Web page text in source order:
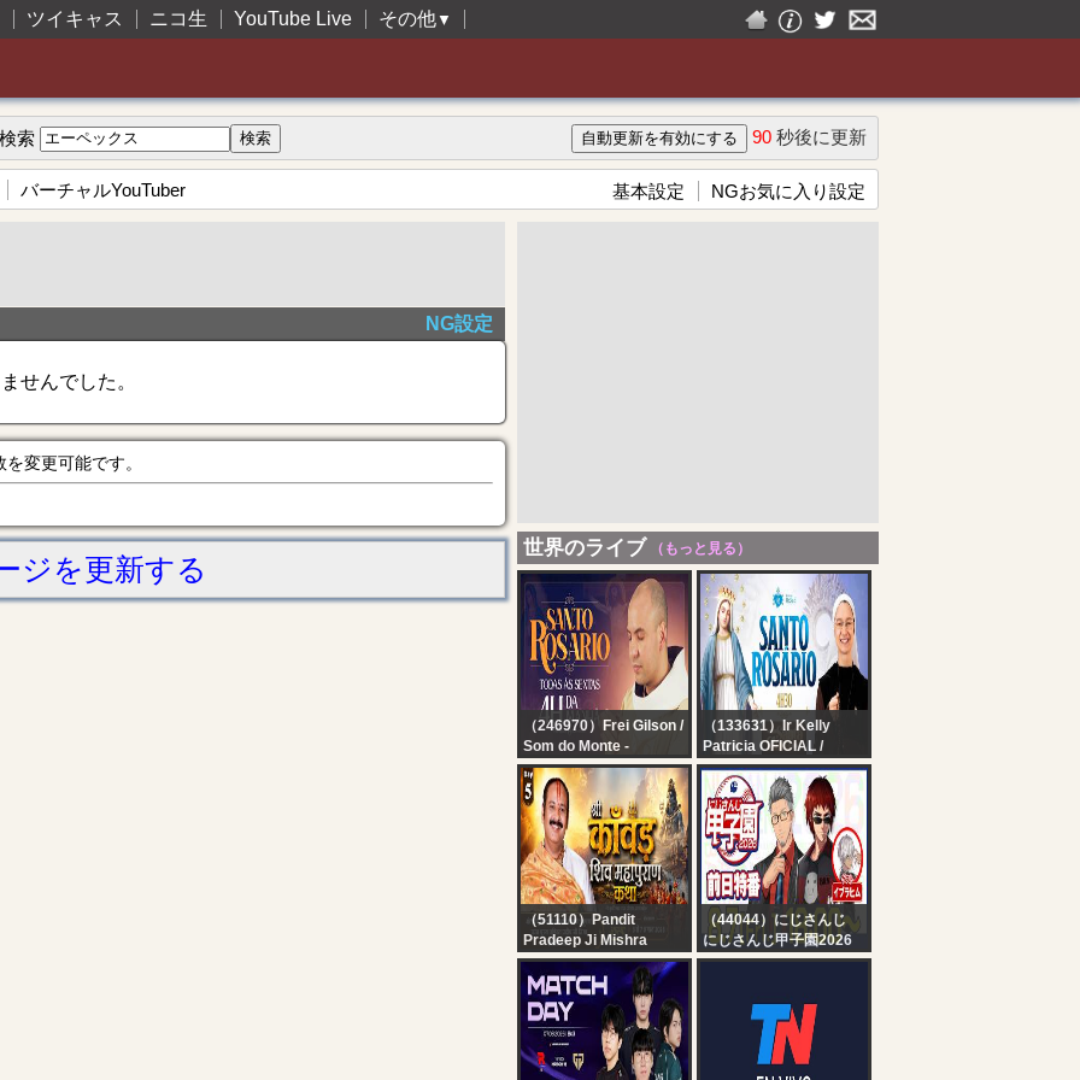
ツイキャス ニコ生 YouTube Live その他▼
検索 90 秒後に更新
バーチャルYouTuber 基本設定 NGお気に入り設定
NG設定
せんでした。
変更可能です。
ジを更新する
世界のライブ （もっと見る）
（246970）Frei Gilson /
Som do Monte -
OFICIAL
Santo Rosário | Sexta-
feira | 04:00 |
07/08/2026 | Live Ao
vivo
（133631）Ir Kelly
Patricia OFICIAL /
Instituto Hesed
Santo Rosário da
Madrugada | Novena a
Santa Clara | Instituto
Hesed - 07/08
（51110）Pandit
Pradeep Ji Mishra
Sehore Wale
Day-05| श्री काँवड़ शिव
महापुराण कथा | पूज्य पंडित
प्रदीप जी मिश्रा | सीहोर,मध्य
प्रदेश#shivpuran #om
（44044）にじさんじ
にじさんじ甲子園2026
大会直前！前日特番【 #